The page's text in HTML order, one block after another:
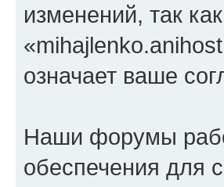
изменений, так
означает ваше
Наши форумы
обеспечения для